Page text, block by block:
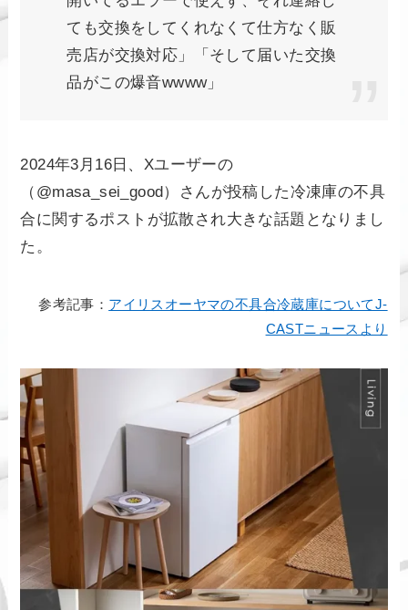
ても交換をしてくれなくて仕方なく販
売店が交換対応」「そして届いた交換
品がこの爆音wwww」
2024年3月16日、Xユーザーの
（@masa_sei_good）さんが投稿した冷凍庫の不具
合に関するポストが拡散され大きな話題となりまし
た。
参考記事： アイリスオーヤマの不具合冷蔵庫についてJ-
CASTニュースより